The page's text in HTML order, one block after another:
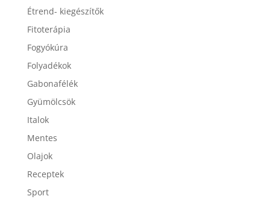
Étrend- kiegészítők
Fitoterápia
Fogyókúra
Folyadékok
Gabonafélék
Gyümölcsök
Italok
Mentes
Olajok
Receptek
Sport